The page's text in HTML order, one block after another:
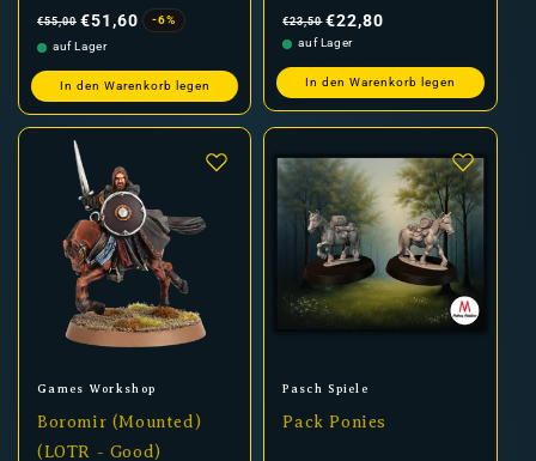
Preis
€55,00 €51,60
-6%
auf Lager
In den Warenkorb legen
Preis
€23,50 €22,80
auf Lager
In den Warenkorb legen
Anbieter:
Games Workshop
Boromir (Mounted)
(LOTR - Good)
Anbieter:
Pasch Spiele
Pack Ponies